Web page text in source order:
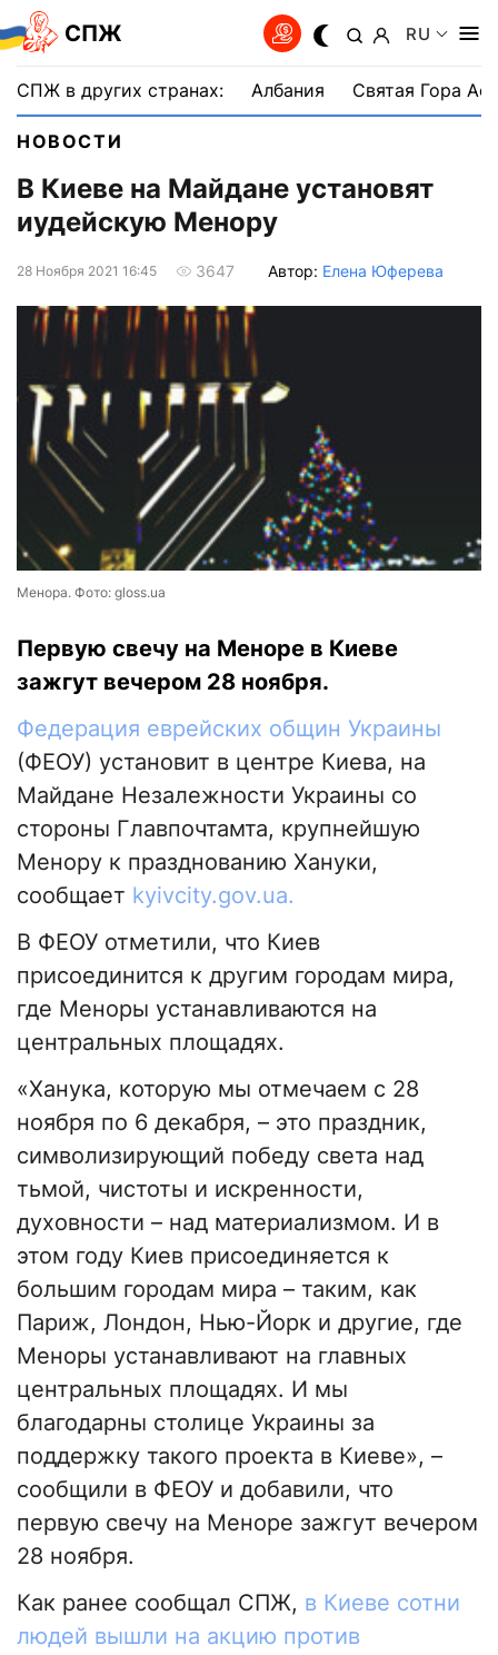
СПЖ RU
СПЖ в других странах: Албания Святая Гора
НОВОСТИ
В Киеве на Майдане установят
иудейскую Менору
28 Ноября 2021 16:45 3647 Автор: Елена Юферева
Менора. Фото: gloss.ua
Первую свечу на Меноре в Киеве
зажгут вечером 28 ноября.
Федерация еврейских общин Украины
(ФЕОУ) установит в центре Киева, на
Майдане Незалежности Украины со
стороны Главпочтамта, крупнейшую
Менору к празднованию Хануки,
сообщает kyivcity.gov.ua.
В ФЕОУ отметили, что Киев
присоединится к другим городам мира,
где Меноры устанавливаются на
центральных площадях.
«Ханука, которую мы отмечаем с 28
ноября по 6 декабря, – это праздник,
символизирующий победу света над
тьмой, чистоты и искренности,
духовности – над материализмом. И в
этом году Киев присоединяется к
большим городам мира – таким, как
Париж, Лондон, Нью-Йорк и другие, где
Меноры устанавливают на главных
центральных площадях. И мы
благодарны столице Украины за
поддержку такого проекта в Киеве», –
сообщили в ФЕОУ и добавили, что
первую свечу на Меноре зажгут вечером
28 ноября.
Как ранее сообщал СПЖ, в Киеве сотни
людей вышли на акцию против